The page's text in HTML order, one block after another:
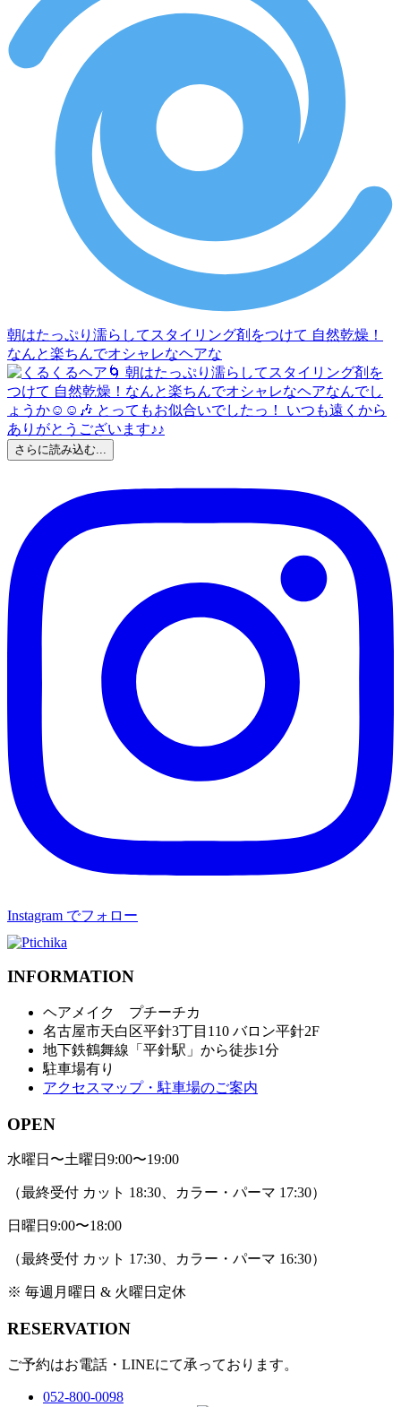
朝はたっぷり濡らしてスタイリング剤をつけて 自然乾燥！
なんと楽ちんでオシャレなヘアな
さらに読み込む...
Instagram でフォロー
INFORMATION
ヘアメイク プチーチカ
名古屋市天白区平針3丁目110 バロン平針2F
地下鉄鶴舞線「平針駅」から徒歩1分
駐車場有り
アクセスマップ・駐車場のご案内
OPEN
水曜日〜土曜日 9:00〜19:00
（最終受付 カット 18:30、カラー・パーマ 17:30）
日曜日 9:00〜18:00
（最終受付 カット 17:30、カラー・パーマ 16:30）
※ 毎週月曜日 & 火曜日定休
RESERVATION
ご予約はお電話・LINEにて承っております。
052-800-0098